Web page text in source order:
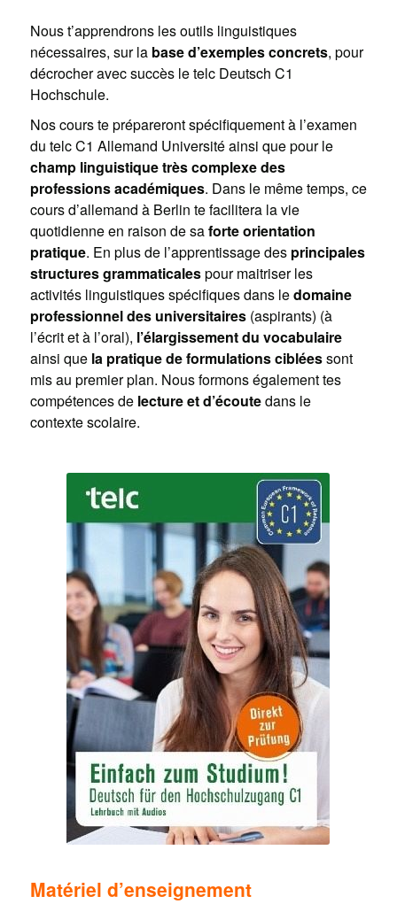
Nous t’apprendrons les outils linguistiques
nécessaires, sur la base d’exemples concrets, pour
décrocher avec succès le telc Deutsch C1
Hochschule.
Nos cours te prépareront spécifiquement à l’examen
du telc C1 Allemand Université ainsi que pour le
champ linguistique très complexe des
professions académiques. Dans le même temps, ce
cours d’allemand à Berlin te facilitera la vie
quotidienne en raison de saforte orientation
pratique. En plus de l’apprentissage desprincipales
structures grammaticalespour maitriser les
activités linguistiques spécifiques dans ledomaine
professionnel des universitaires(aspirants) (à
l’écrit et à l’oral), l’élargissement du vocabulaire
ainsi que la pratique de formulations cibléessont
mis au premier plan. Nous formons également tes
compétences de lecture et d’écoutedans le
contexte scolaire.
Matériel d’enseignement